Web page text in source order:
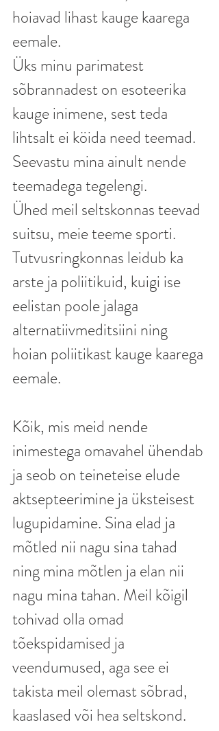
hoiavad lihast kauge kaarega
eemale.
Üks minu parimatest
sõbrannadest on esoteerika
kauge inimene, sest teda
lihtsalt ei köida need teemad.
Seevastu mina ainult nende
teemadega tegelengi.
Ühed meil seltskonnas teevad
suitsu, meie teeme sporti.
Tutvusringkonnas leidub ka
arste ja poliitikuid, kuigi ise
eelistan poole jalaga
alternatiivmeditsiini ning
hoian poliitikast kauge kaarega
eemale.
Kõik, mis meid nende
inimestega omavahel ühendab
ja seob on teineteise elude
aktsepteerimine ja üksteisest
lugupidamine. Sina elad ja
mõtled nii nagu sina tahad
ning mina mõtlen ja elan nii
nagu mina tahan. Meil kõigil
tohivad olla omad
tõekspidamised ja
veendumused, aga see ei
takista meil olemast sõbrad,
kaaslased või hea seltskond.